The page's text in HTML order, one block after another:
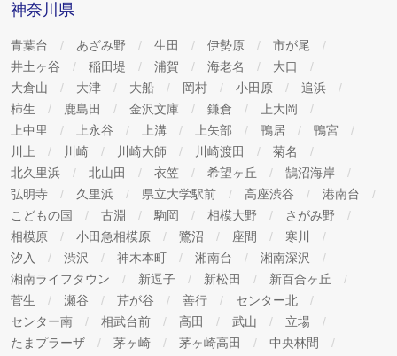
神奈川県
青葉台 あざみ野 生田 伊勢原
市が尾
井土ヶ谷
稲田堤 浦賀 海老名
大口
大倉山
大津 大船 岡村 小田原
追浜
柿生
鹿島田 金沢文庫 鎌倉
上大岡
上中里
上永谷 上溝 上矢部 鴨居
鴨宮
川上
川崎 川崎大師 川崎渡田
菊名
北久里浜
北山田 衣笠 希望ヶ丘
鵠沼海岸
弘明寺
久里浜 県立大学駅前 高座渋谷
港南台
こどもの国
古淵 駒岡 相模大野
さがみ野
相模原
小田急相模原 鷺沼 座間
寒川
汐入
渋沢 神木本町 湘南台
湘南深沢
湘南ライフタウン
新逗子 新松田
新百合ヶ丘
菅生
瀬谷 芹が谷 善行
センター北
センター南
相武台前 高田 武山
立場
たまプラーザ
茅ヶ崎 茅ヶ崎高田
中央林間